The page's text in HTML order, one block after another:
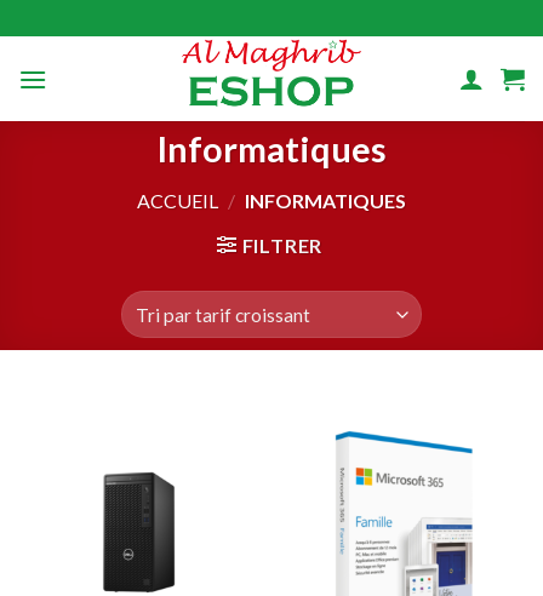
to
content
Informatiques
ACCUEIL / INFORMATIQUES
FILTRER